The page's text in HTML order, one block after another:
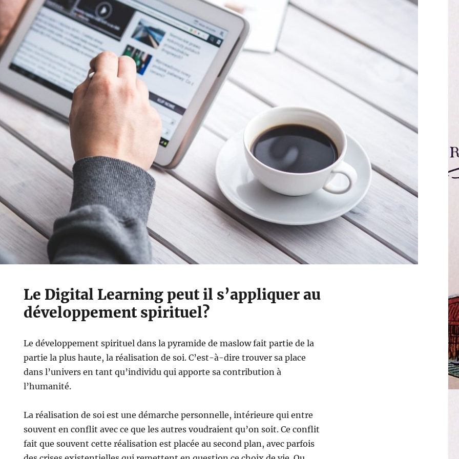
Le Digital Learning peut il s’appliquer au
développement spirituel?
Le développement spirituel dans la pyramide de maslow fait partie de la
partie la plus haute, la réalisation de soi. C’est-à-dire trouver sa place
dans l’univers en tant qu’individu qui apporte sa contribution à
l’humanité.
La réalisation de soi est une démarche personnelle, intérieure qui entre
souvent en conflit avec ce que les autres voudraient qu’on soit. Ce conflit
fait que souvent cette réalisation est placée au second plan, avec parfois